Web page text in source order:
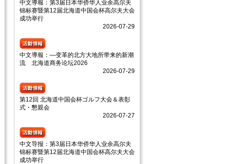
中文導報：第3届日本华侨华人业余高尔夫
锦标赛暨第12届北海道中国会杯高尔夫大会
成功举行
2026-07-29
中文導報：—变革的北方大地所带来的新潮
流 北海道商务论坛2026
2026-07-29
第12回 北海道中国会杯ゴルフ大会＆表彰
式・懇親会
2026-07-27
中文导报：第3届日本华侨华人业余高尔夫
锦标赛暨第12届北海道中国会杯高尔夫大会
成功举行